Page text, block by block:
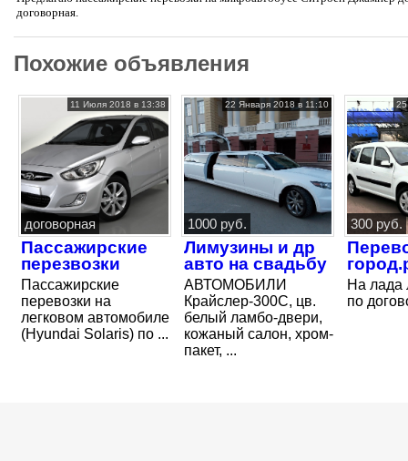
договорная.
Похожие объявления
11 Июля 2018 в 13:38
договорная
Пассажирские
перезвозки
Пассажирские
перевозки на
легковом автомобиле
(Hyundai Solaris) по ...
22 Января 2018 в 11:10
1000 руб.
Лимузины и др
авто на свадьбу
АВТОМОБИЛИ
Крайслер-300C, цв.
белый ламбо-двери,
кожаный салон, хром-
пакет, ...
300 руб.
На лада
по